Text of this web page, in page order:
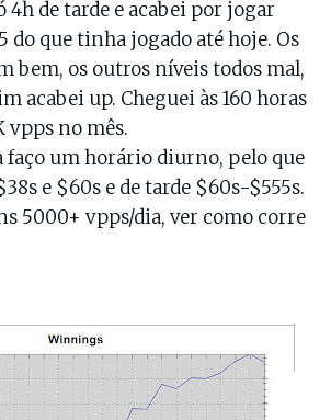
4h de tarde e acabei por jogar
do que tinha jogado até hoje. Os
bem, os outros níveis todos mal,
acabei up. Cheguei às 160 horas
vpps no mês.
um horário diurno, pelo que
e $60s e de tarde $60s-$555s.
5000+ vpps/dia, ver como corre